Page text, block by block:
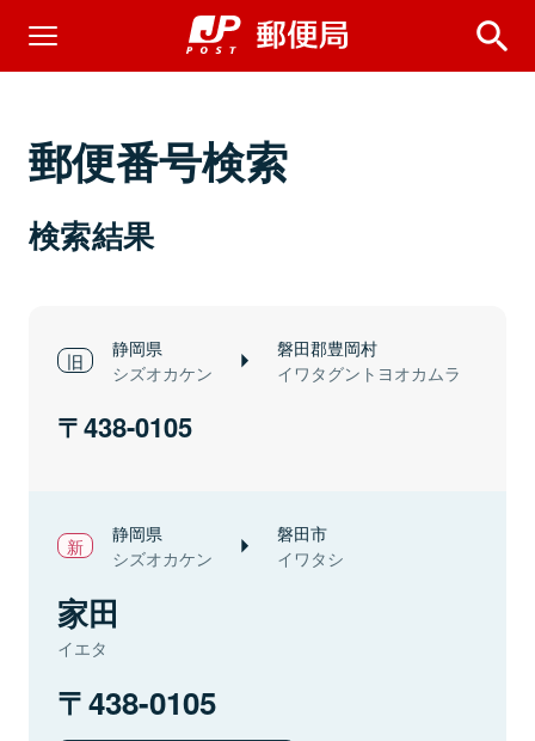
郵便番号検索
検索結果
静岡県
シズオカケン
磐田郡豊岡村
イワタグントヨオカムラ
438-0105
静岡県
シズオカケン
磐田市
イワタシ
家田
イエタ
438-0105